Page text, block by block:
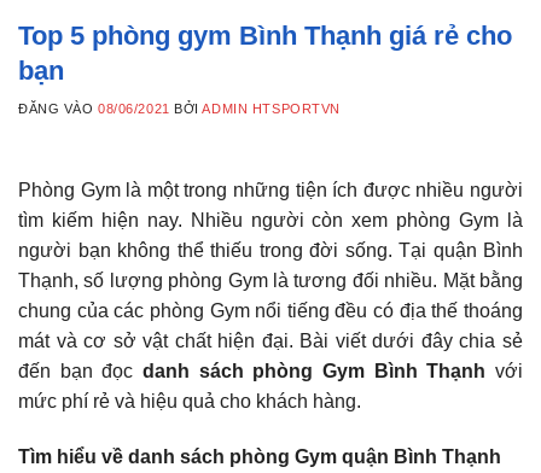
Top 5 phòng gym Bình Thạnh giá rẻ cho
bạn
ĐĂNG VÀO08/06/2021 BỞIADMIN HTSPORTVN
Phòng Gym là một trong những tiện ích được nhiều người
tìm kiếm hiện nay. Nhiều người còn xem phòng Gym là
người bạn không thể thiếu trong đời sống. Tại quận Bình
Thạnh, số lượng phòng Gym là tương đối nhiều. Mặt bằng
chung của các phòng Gym nổi tiếng đều có địa thế thoáng
mát và cơ sở vật chất hiện đại. Bài viết dưới đây chia sẻ
đến bạn đọc danh sách phòng Gym Bình Thạn h với
mức phí rẻ và hiệu quả cho khách hàng.
Tìm hiểu về danh sách phòng Gym quận Bình Thạnh